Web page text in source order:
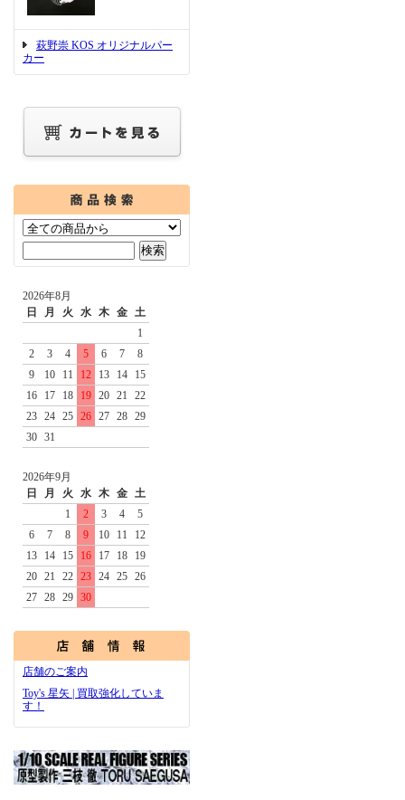
萩野崇 KOS オリジナルパー
カー
2026年8月
日
月 火 水 木 金 土
1
2
3 4 5 6 7
8
9
10 11 12 13 14
15
16
17 18 19 20 21
22
23 24 25 26 27 28 29
30 31
2026年9月
日
月 火 水 木 金 土
1
2 3 4
5
6
7 8 9 10 11
12
13
14 15 16 17 18
19
20 21 22 23 24 25 26
27 28 29 30
店舗のご案内
Toy's 星矢 | 買取強化していま
す！